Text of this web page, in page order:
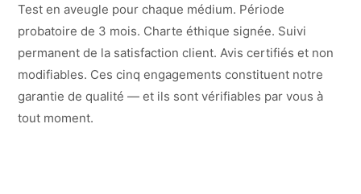
Test en aveugle pour chaque médium. Période
probatoire de 3 mois. Charte éthique signée. Suivi
permanent de la satisfaction client. Avis certifiés et non
modifiables. Ces cinq engagements constituent notre
garantie de qualité — et ils sont vérifiables par vous à
tout moment.